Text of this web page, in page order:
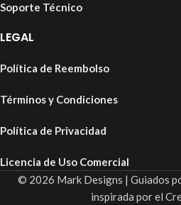
Soporte Técnico
LEGAL
Política de Reembolso
Términos y Condiciones
Política de Privacidad
Licencia de Uso Comercial
© 2026 Mark Designs | Guiados
inspirada por el